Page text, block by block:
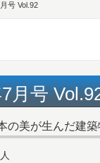
号 Vol.92
月号
の美が生んだ建